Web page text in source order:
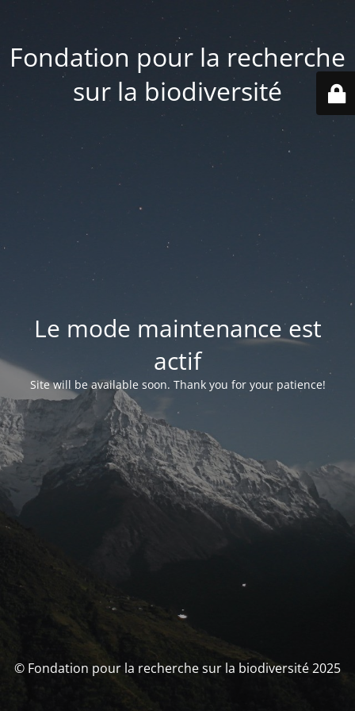
Fondation pour la recherche
sur la biodiversité
Le mode maintenance est
actif
Site will be available soon. Thank you for your patience!
© Fondation pour la recherche sur la biodiversité 2025